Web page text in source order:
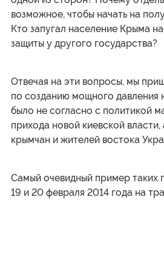
возможное, чтобы начать на
Кто запугал население Крыма
защиты у другого государства?
Отвечая на эти вопросы, мы
по созданию мощного давления
было не согласно с политикой
прихода новой киевской
крымчан и жителей востока
Самый очевидный пример таких
19 и 20 февраля 2014 года на